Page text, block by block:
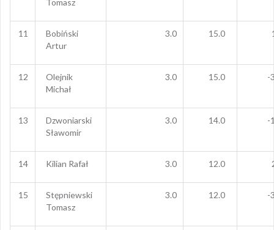
Tomasz
11
Bobiński
Artur
3.0 15.0
12
Olejnik
Michał
3.0 15.0 -
13
Dzwoniarski
Sławomir
3.0 14.0 -
14 Kilian Rafał 3.0 12.0
15
Stępniewski
Tomasz
3.0 12.0 -